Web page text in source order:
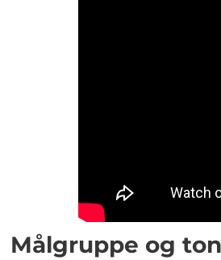
Målgruppe og